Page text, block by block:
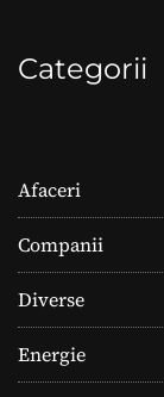
Categorii
Afaceri
Companii
Diverse
Energie